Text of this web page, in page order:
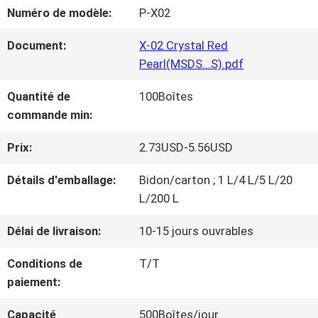
VISITE
QUALITÉ
CONTACT
Numéro de modèle: P-X02
Document:
X-02 Crystal Red
Pearl(MSDS...S).pdf
Quantité de
commande min:
100Boîtes
Prix: 2.73USD-5.56USD
Détails d'emballage:
Bidon/carton ; 1 L/4 L/5 L/20
L/200 L
Délai de livraison: 10-15 jours ouvrables
Conditions de
paiement:
T/T
Capacité
500Boîtes/jour